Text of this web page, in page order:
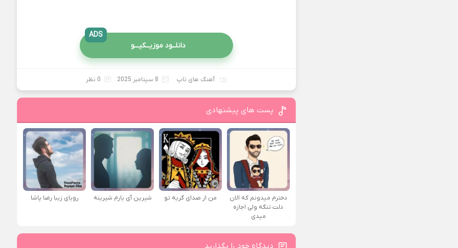
دانلــود موزیــکیـــو
ADS
آهنگ های تاپ 8 سپتامبر 2025 0 نظر
پست های پیشنهادی
دخترم میدونم که الان
دلت تنگه ولی اجازه
میدی
من از صدای گريه تو شیرین آی یارم شیرینه رویای زیبا رضا پاشا